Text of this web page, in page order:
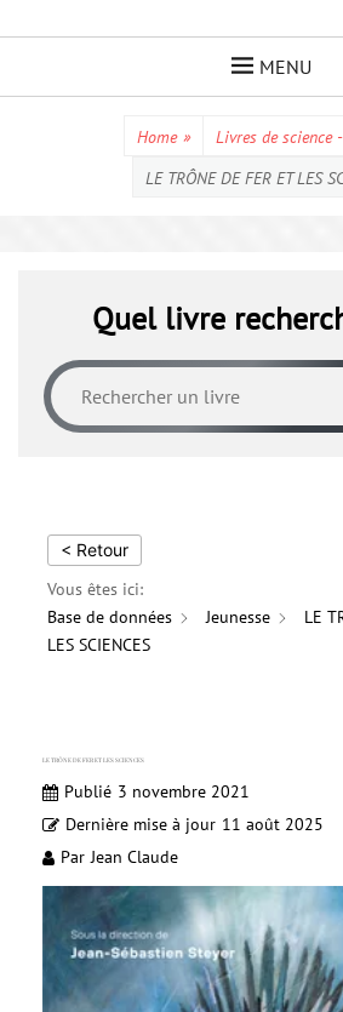
MENU
Home » Livres de science
LE TRÔNE DE FER ET LES
Quel livre
< Retour
Vous êtes ici:
Base de données
Jeunesse
LE
LES SCIENCES
LE TRÔNE DE FER ET LES SCIENCES
Publié 3 novembre 2021
Dernière mise à jour 11 août 2025
Par Jean Claude